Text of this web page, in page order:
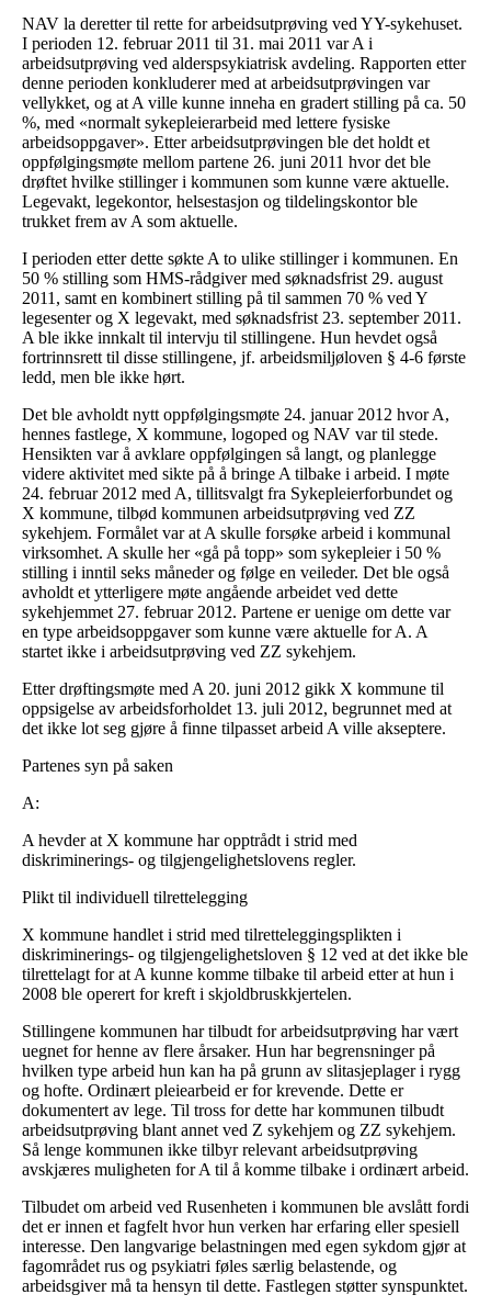
NAV la deretter til rette for arbeidsutprøving ved YY-sykehuset.
I perioden 12. februar 2011 til 31. mai 2011 var A i
arbeidsutprøving ved alderspsykiatrisk avdeling. Rapporten etter
denne perioden konkluderer med at arbeidsutprøvingen var
vellykket, og at A ville kunne inneha en gradert stilling på ca. 50
%, med «normalt sykepleierarbeid med lettere fysiske
arbeidsoppgaver». Etter arbeidsutprøvingen ble det holdt et
oppfølgingsmøte mellom partene 26. juni 2011 hvor det ble
drøftet hvilke stillinger i kommunen som kunne være aktuelle.
Legevakt, legekontor, helsestasjon og tildelingskontor ble
trukket frem av A som aktuelle.
I perioden etter dette søkte A to ulike stillinger i kommunen. En
50 % stilling som HMS-rådgiver med søknadsfrist 29. august
2011, samt en kombinert stilling på til sammen 70 % ved Y
legesenter og X legevakt, med søknadsfrist 23. september 2011.
A ble ikke innkalt til intervju til stillingene. Hun hevdet også
fortrinnsrett til disse stillingene, jf. arbeidsmiljøloven § 4-6 første
ledd, men ble ikke hørt.
Det ble avholdt nytt oppfølgingsmøte 24. januar 2012 hvor A,
hennes fastlege, X kommune, logoped og NAV var til stede.
Hensikten var å avklare oppfølgingen så langt, og planlegge
videre aktivitet med sikte på å bringe A tilbake i arbeid. I møte
24. februar 2012 med A, tillitsvalgt fra Sykepleierforbundet og
X kommune, tilbød kommunen arbeidsutprøving ved ZZ
sykehjem. Formålet var at A skulle forsøke arbeid i kommunal
virksomhet. A skulle her «gå på topp» som sykepleier i 50 %
stilling i inntil seks måneder og følge en veileder. Det ble også
avholdt et ytterligere møte angående arbeidet ved dette
sykehjemmet 27. februar 2012. Partene er uenige om dette var
en type arbeidsoppgaver som kunne være aktuelle for A. A
startet ikke i arbeidsutprøving ved ZZ sykehjem.
Etter drøftingsmøte med A 20. juni 2012 gikk X kommune til
oppsigelse av arbeidsforholdet 13. juli 2012, begrunnet med at
det ikke lot seg gjøre å finne tilpasset arbeid A ville akseptere.
Partenes syn på saken
A:
A hevder at X kommune har opptrådt i strid med
diskriminerings- og tilgjengelighetslovens regler.
Plikt til individuell tilrettelegging
X kommune handlet i strid med tilretteleggingsplikten i
diskriminerings- og tilgjengelighetsloven § 12 ved at det ikke ble
tilrettelagt for at A kunne komme tilbake til arbeid etter at hun i
2008 ble operert for kreft i skjoldbruskkjertelen.
Stillingene kommunen har tilbudt for arbeidsutprøving har vært
uegnet for henne av flere årsaker. Hun har begrensninger på
hvilken type arbeid hun kan ha på grunn av slitasjeplager i rygg
og hofte. Ordinært pleiearbeid er for krevende. Dette er
dokumentert av lege. Til tross for dette har kommunen tilbudt
arbeidsutprøving blant annet ved Z sykehjem og ZZ sykehjem.
Så lenge kommunen ikke tilbyr relevant arbeidsutprøving
avskjæres muligheten for A til å komme tilbake i ordinært arbeid.
Tilbudet om arbeid ved Rusenheten i kommunen ble avslått fordi
det er innen et fagfelt hvor hun verken har erfaring eller spesiell
interesse. Den langvarige belastningen med egen sykdom gjør at
fagområdet rus og psykiatri føles særlig belastende, og
arbeidsgiver må ta hensyn til dette. Fastlegen støtter synspunktet.